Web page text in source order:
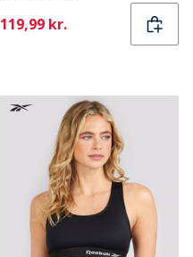
Current
119,99 kr.